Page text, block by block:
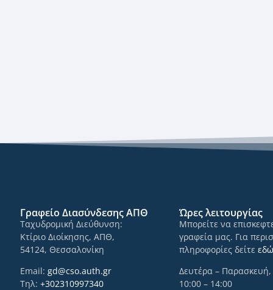
Γραφείο Διασύνδεσης ΑΠΘ
Ταχυδρομική Διεύθυνση:
Κτίριο Διοίκησης, ΑΠΘ,
54124, Θεσσαλονίκη
Email:gd@cso.auth.gr
Τηλ:+302310997340
Ώρες λειτουργίας
Μπορείτε να
γραφεία μας. Για
πληροφορίες δείτε εδώ
Δευτέρα – Παρασκευή,
10:00 – 14:00